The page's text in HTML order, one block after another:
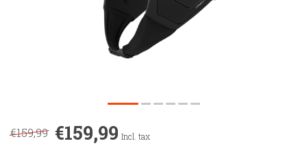
€159,99 €159,99 Incl. tax